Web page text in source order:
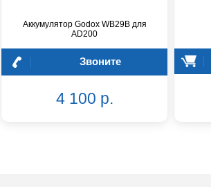
Аккумулятор Godox WB29B для
AD200
Звоните
4 100 р.